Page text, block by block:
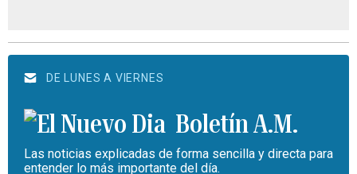
DE LUNES A VIERNES
Boletín A.M.
Las noticias explicadas de forma sencilla y directa para
entender lo más importante del día.